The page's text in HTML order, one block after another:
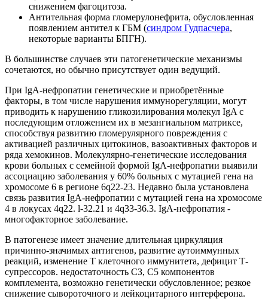
снижением фагоцитоза.
Антительная форма гломерулонефрита, обусловленная
появлением антител к ГБМ (синдром Гудпасчера,
некоторые варианты БПГН).
В большинстве случаев эти патогенетические механизмы
сочетаются, но обычно присутствует один ведущий.
При IgA-нефропатии генетические и приобретённые
факторы, в том числе нарушения иммунорегуляции, могут
приводить к нарушению гликозилирования молекул IgA с
последующим отложением их в мезангиальном матриксе,
способствуя развитию гломерулярного повреждения с
активацией различных цитокинов, вазоактивных факторов и
ряда хемокинов. Молекулярно-генетические исследования
крови больных с семейной формой IgA-нефропатии выявили
ассоциацию заболевания у 60% больных с мутацией гена на
хромосоме 6 в регионе 6q22-23. Недавно была установлена
связь развития IgA-нефропатии с мутацией гена на хромосоме
4 в локусах 4q22. l-32.21 и 4q33-36.3. IgA-нефропатия -
многофакторное заболевание.
В патогенезе имеет значение длительная циркуляция
причинно-значимых антигенов, развитие аутоиммунных
реакций, изменение Т клеточного иммунитета, дефицит Т-
супрессоров. недостаточность СЗ, С5 компонентов
комплемента, возможно генетически обусловленное; резкое
снижение сывороточного и лейкоцитарного интерферона.